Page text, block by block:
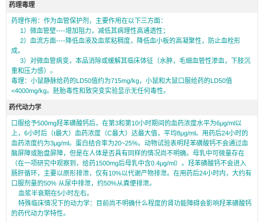
药理毒理
药理作用：作为血管保护剂，主要作用在以下三方面：
1）微血管壁----增加阻力，减低其病理性高通透性；
2）血流方面----降低血液及血浆粘稠度，降低血小板的高凝聚性，防止血栓形
成。
3）对微血管病变，本品消除或缓解其临床体征（水肿，毛细血管性渗血，下肢沉
重和压力感）。
毒理：小鼠静脉给药的LD50值约为715mg/kg，小鼠和大鼠口服给药的LD50值
<4000mg/kg。胚胎毒性和致突变实验显示无任何毒性。
药代动力学
口服给予500mg羟苯磺酸钙后，在第3和第10小时期间的血药浓度水平为6μg/ml以
上，6小时后（t最大）血药浓度（C最大）达最大值，平均8μg/ml。用药后24小时的
血药浓度约为3μg/ml。蛋白结合率为20~25%。动物试验表明羟苯磺酸钙不会通过血
脑屏障或胎盘屏障，但是在人体是否具有同样的情况尚不明确。母乳中可微量存在
（在一项研究中观察到，给药1500mg后母乳中含0.4μg/ml）。羟苯磺酸钙不会进入
肠肝循环，主要以原形排泄，仅有10%以代谢产物排泄。在用药后24小时内，大约有
口服剂量的50% 从尿中排泄，约50%从粪便排泄。
血浆半衰期在5小时左右。
特殊临床情况下的动力学：目前尚不明确什么程度的肾功能障碍会影响羟苯磺酸钙
的药代动力学特性。